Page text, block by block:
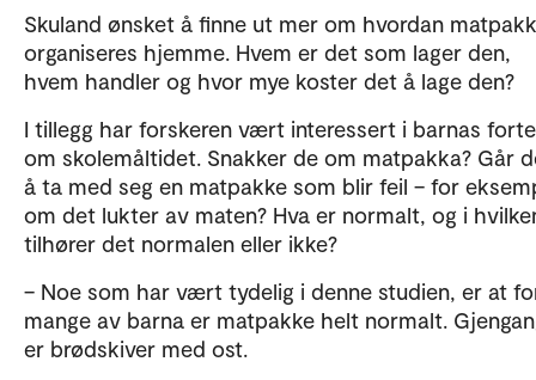
Skuland ønsket å finne ut mer om hvordan
organiseres hjemme. Hvem er det som lager den,
hvem handler og hvor mye koster det å lage den?
I tillegg har forskeren vært interessert i barnas
om skolemåltidet. Snakker de om matpakka? Går
å ta med seg en matpakke som blir feil – for
om det lukter av maten? Hva er normalt, og i
tilhører det normalen eller ikke?
– Noe som har vært tydelig i denne studien, er at
mange av barna er matpakke helt normalt.
er brødskiver med ost.